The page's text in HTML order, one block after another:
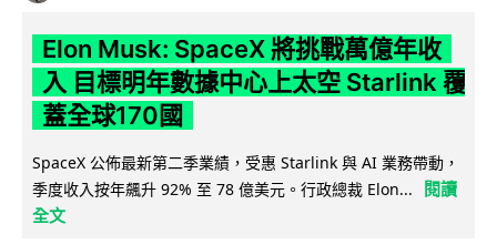
Elon Musk: SpaceX 將挑戰萬億年收
入 目標明年數據中心上太空 Starlink 覆
蓋全球170國
SpaceX 公佈最新第二季業績，受惠 Starlink 與 AI 業務帶動，
季度收入按年飆升 92% 至 78 億美元。行政總裁 Elon...
閱讀
全文